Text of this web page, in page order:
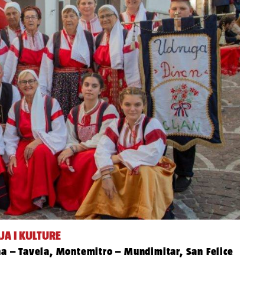
I KULTURE
– Tavela, Montemitro – Mundimitar, San Felice